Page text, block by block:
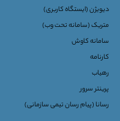
دیویژن (ایستگاه کاربری)
متریک (سامانه تحت وب)
سامانه کاوش
کارنامه
رهیاب
پرینتر سرور
رسانا (پیام رسان تیمی سازمانی)